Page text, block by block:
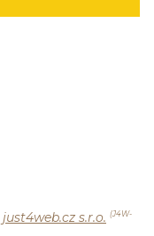
just4web.cz s.r.o. (J4W-